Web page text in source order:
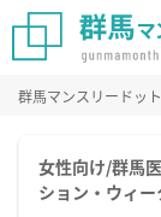
群馬マンスリードッ
女性向け/群馬
ション・ウィ